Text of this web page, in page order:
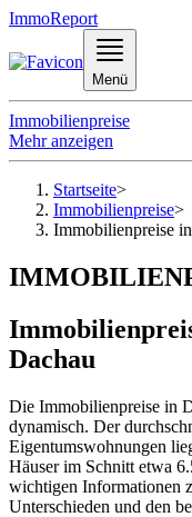
ImmoReport
Menü
Immobilienpreise
Mehr anzeigen
Startseite>
Immobilienpreise>
Immobilienpreise
Dachau
Die Immobilienpreise in
dynamisch. Der
Eigentumswohnungen
Häuser im Schnitt etwa
wichtigen Informationen
Unterschieden und den